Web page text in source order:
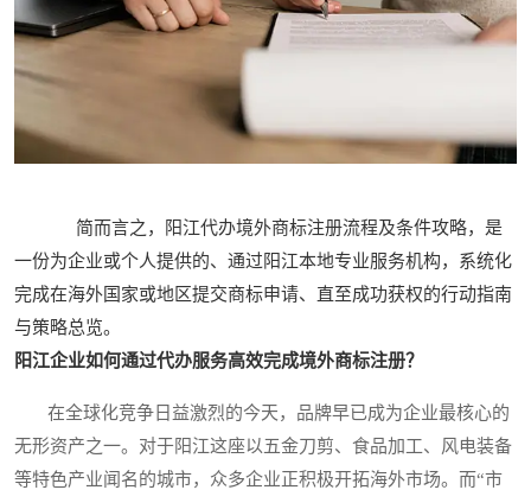
简而言之，阳江代办境外商标注册流程及条件攻略，是
一份为企业或个人提供的、通过阳江本地专业服务机构，系统化
完成在海外国家或地区提交商标申请、直至成功获权的行动指南
与策略总览。
阳江企业如何通过代办服务高效完成境外商标注册？
在全球化竞争日益激烈的今天，品牌早已成为企业最核心的
无形资产之一。对于阳江这座以五金刀剪、食品加工、风电装备
等特色产业闻名的城市，众多企业正积极开拓海外市场。而“市